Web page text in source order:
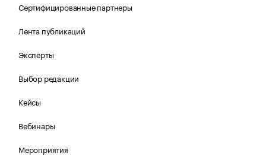
Сертифицированные партнеры
Лента публикаций
Эксперты
Выбор редакции
Кейсы
Вебинары
Мероприятия